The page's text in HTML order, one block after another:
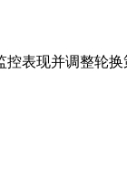
控表现并调整轮换